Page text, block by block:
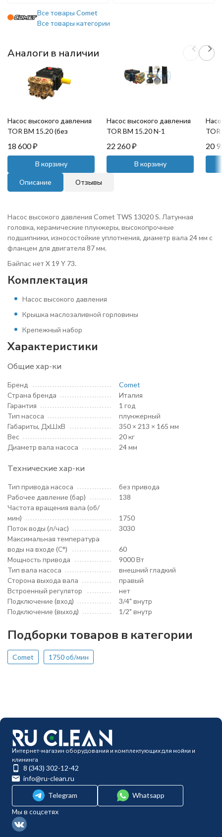
Все товары Comet
Все товары категории
Аналоги в наличии
Насос высокого давления
TOR BM 15.20 (без
регулятора, манометр)
18 600₽
В корзину
Насос высокого давления
TOR BM 15.20 N-1
(регулятор, манометр)
22 260₽
В корзину
TOR
20
Описание Отзывы
Насос высокого давления Comet TWS 13020 S. Латунная
головка, керамические плунжеры, высокопрочные
подшипники, износостойкие уплотнения, диаметр вала 24 мм с
фланцем для двигателя 87 мм.
Байпас нет X 19 Y 73.
Комплектация
Насос высокого давления
Крышка маслозаливной горловины
Крепежный набор
Характеристики
Общие хар-ки
Бренд
Comet
Страна бренда
Италия
Гарантия
1 год
Тип насоса
плунжерный
Габариты, ДхШхВ
350 × 213 × 165 мм
Вес
20 кг
Диаметр вала насоса
24 мм
Технические хар-ки
Тип привода насоса
без привода
Рабочее давление (бар)
138
Частота вращения вала (об/
мин)
1750
Поток воды (л/час)
3030
Максимальная температура
воды на входе (С°)
60
Мощность привода
9000 Вт
Тип вала насоса
внешний гладкий
Сторона выхода вала
правый
Встроенный регулятор
нет
Подключение (вход)
3/4" внутр
Подключение (выход)
1/2" внутр
Подборки товаров в категории
Comet 1750 об/мин
Интернет-магазин оборудования и комплектующих для мойки и
клининга
8 (343) 302-12-42
info@ru-clean.ru
Telegram
Whatsapp
Мы в соцсетях